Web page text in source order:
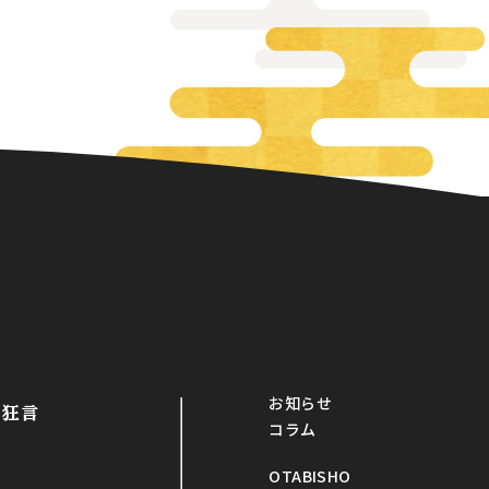
狂言
お知らせ
コラム
OTABISHO